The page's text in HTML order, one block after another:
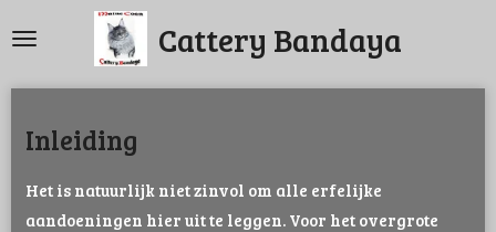
naar
hoofdinhoud
Cattery Bandaya
Inleiding
Het is natuurlijk niet zinvol om alle erfelijke
aandoeningen hier uit te leggen. Voor het overgrote